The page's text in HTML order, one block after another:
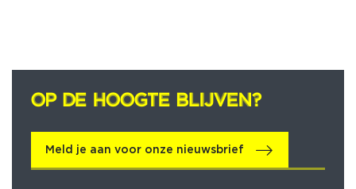
OP DE HOOGTE BLIJVEN?
OP DE HOOGTE BLIJVEN?
Meld je aan voor onze nieuwsbrief